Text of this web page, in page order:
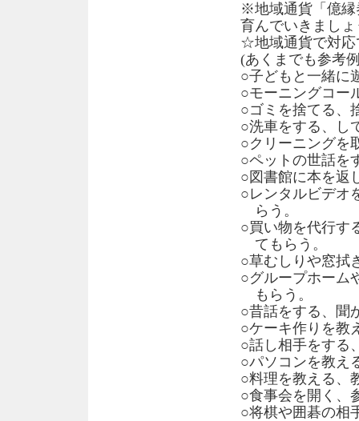
※地域通貨「億縁
育んでいきましょ
☆地域通貨で対応
(あくまでも参考
○子どもと一緒に
○モーニングコー
○ゴミを捨て
○洗車をする、し
○クリーニングを
○ペットの世話を
○図書館に本を返
○レンタルビデオ
らう。
○買い物を代行す
てもらう。
○草むしりや窓拭
○グループホーム
もらう。
○昔話をする、聞
○ケーキ作りを教
○話し相手をする
○パソコンを教え
○料理を教える、
○食事会を開く、
○将棋や囲碁の相